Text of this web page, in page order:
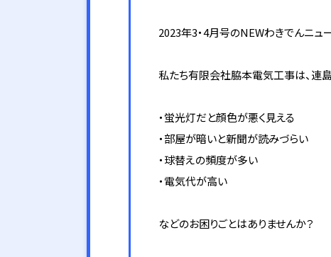
2023年3・4月号のNEWわきでんニュ
私たち有限会社脇本電気工事は、連
・蛍光灯だと顔色が悪く見える
・部屋が暗いと新聞が読みづらい
・球替えの頻度が多い
・電気代が高い
などのお困りごとはありませんか？